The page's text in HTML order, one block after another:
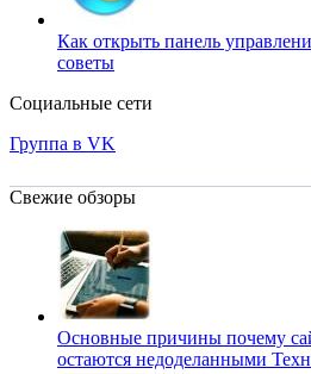
Как открыть панель
советы
Социальные сети
Группа в VK
Свежие обзоры
Основные причины почему
остаются недоделанными